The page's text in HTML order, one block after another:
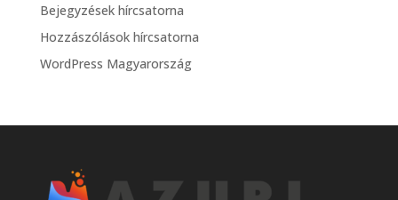
Bejegyzések hírcsatorna
Hozzászólások hírcsatorna
WordPress Magyarország